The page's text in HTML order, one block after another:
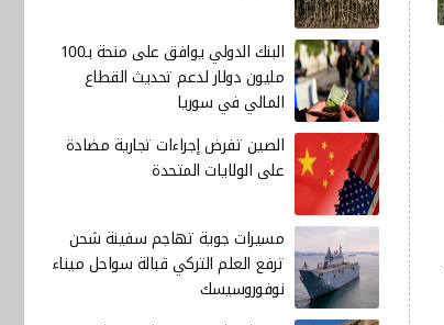
البنك الدولي يوافق على منحة بـ100
مليون دولار لدعم تحديث القطاع
المالي في سوريا
الصين تفرض إجراءات تجارية مضادة
على الولايات المتحدة
مسيرات جوية تهاجم سفينة شحن
ترفع العلم التركي قبالة سواحل ميناء
نوفوروسيسك